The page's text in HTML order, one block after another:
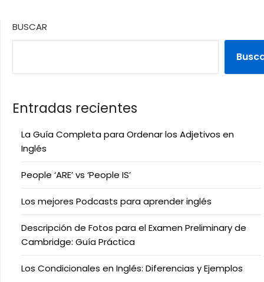
BUSCAR
Entradas recientes
La Guía Completa para Ordenar los Adjetivos en
Inglés
People ‘ARE’ vs ‘People IS’
Los mejores Podcasts para aprender inglés
Descripción de Fotos para el Examen Preliminary de
Cambridge: Guía Práctica
Los Condicionales en Inglés: Diferencias y Ejemplos